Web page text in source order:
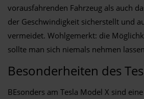
vorausfahrenden Fahrzeug als auch
der Geschwindigkeit sicherstellt und
vermeidet. Wohlgemerkt: die
sollte man sich niemals nehmen
Besonderheiten des
BEsonders am Tesla Model X sind